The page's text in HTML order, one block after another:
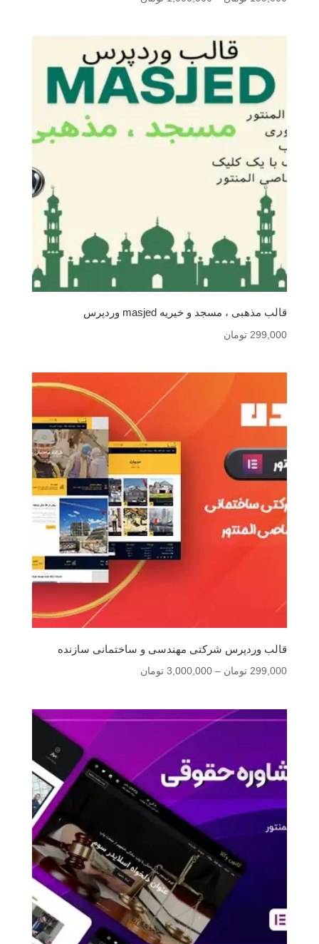
1,000,000 تومان
قالب مذهبی ، مسجد و خیریه masjed وردپرس
299,000 تومان
قالب وردپرس شرکتی مهندسی و ساختمانی سازنده
299,000 تومان –
3,000,000 تومانمحدوده
تا
3,000,000 تومان